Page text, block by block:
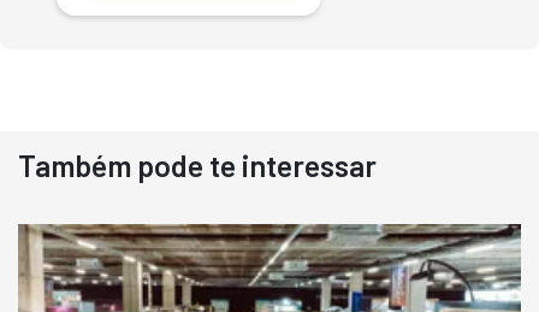
Destaque
Usado
Pá Carregadeira Cat 966
Ano 1987
Londrina
Também pode te interessar